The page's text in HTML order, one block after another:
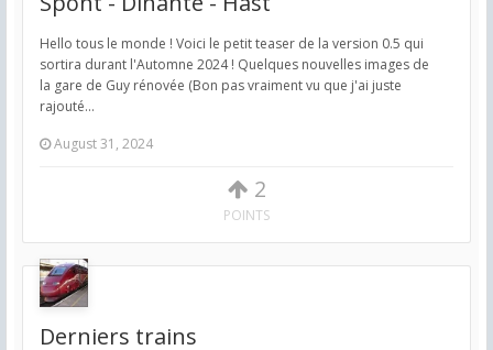
2
POINTS
Hello tous le monde ! Voici le petit teaser de la version 0.5 qui
sortira durant l'Automne 2024 ! Quelques nouvelles images de
la gare de Guy rénovée (Bon pas vraiment vu que j'ai juste
rajouté...
August 31, 2024
Derniers trains